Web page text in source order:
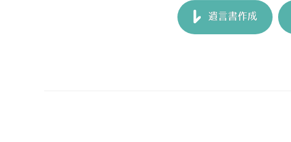
遺言書作成